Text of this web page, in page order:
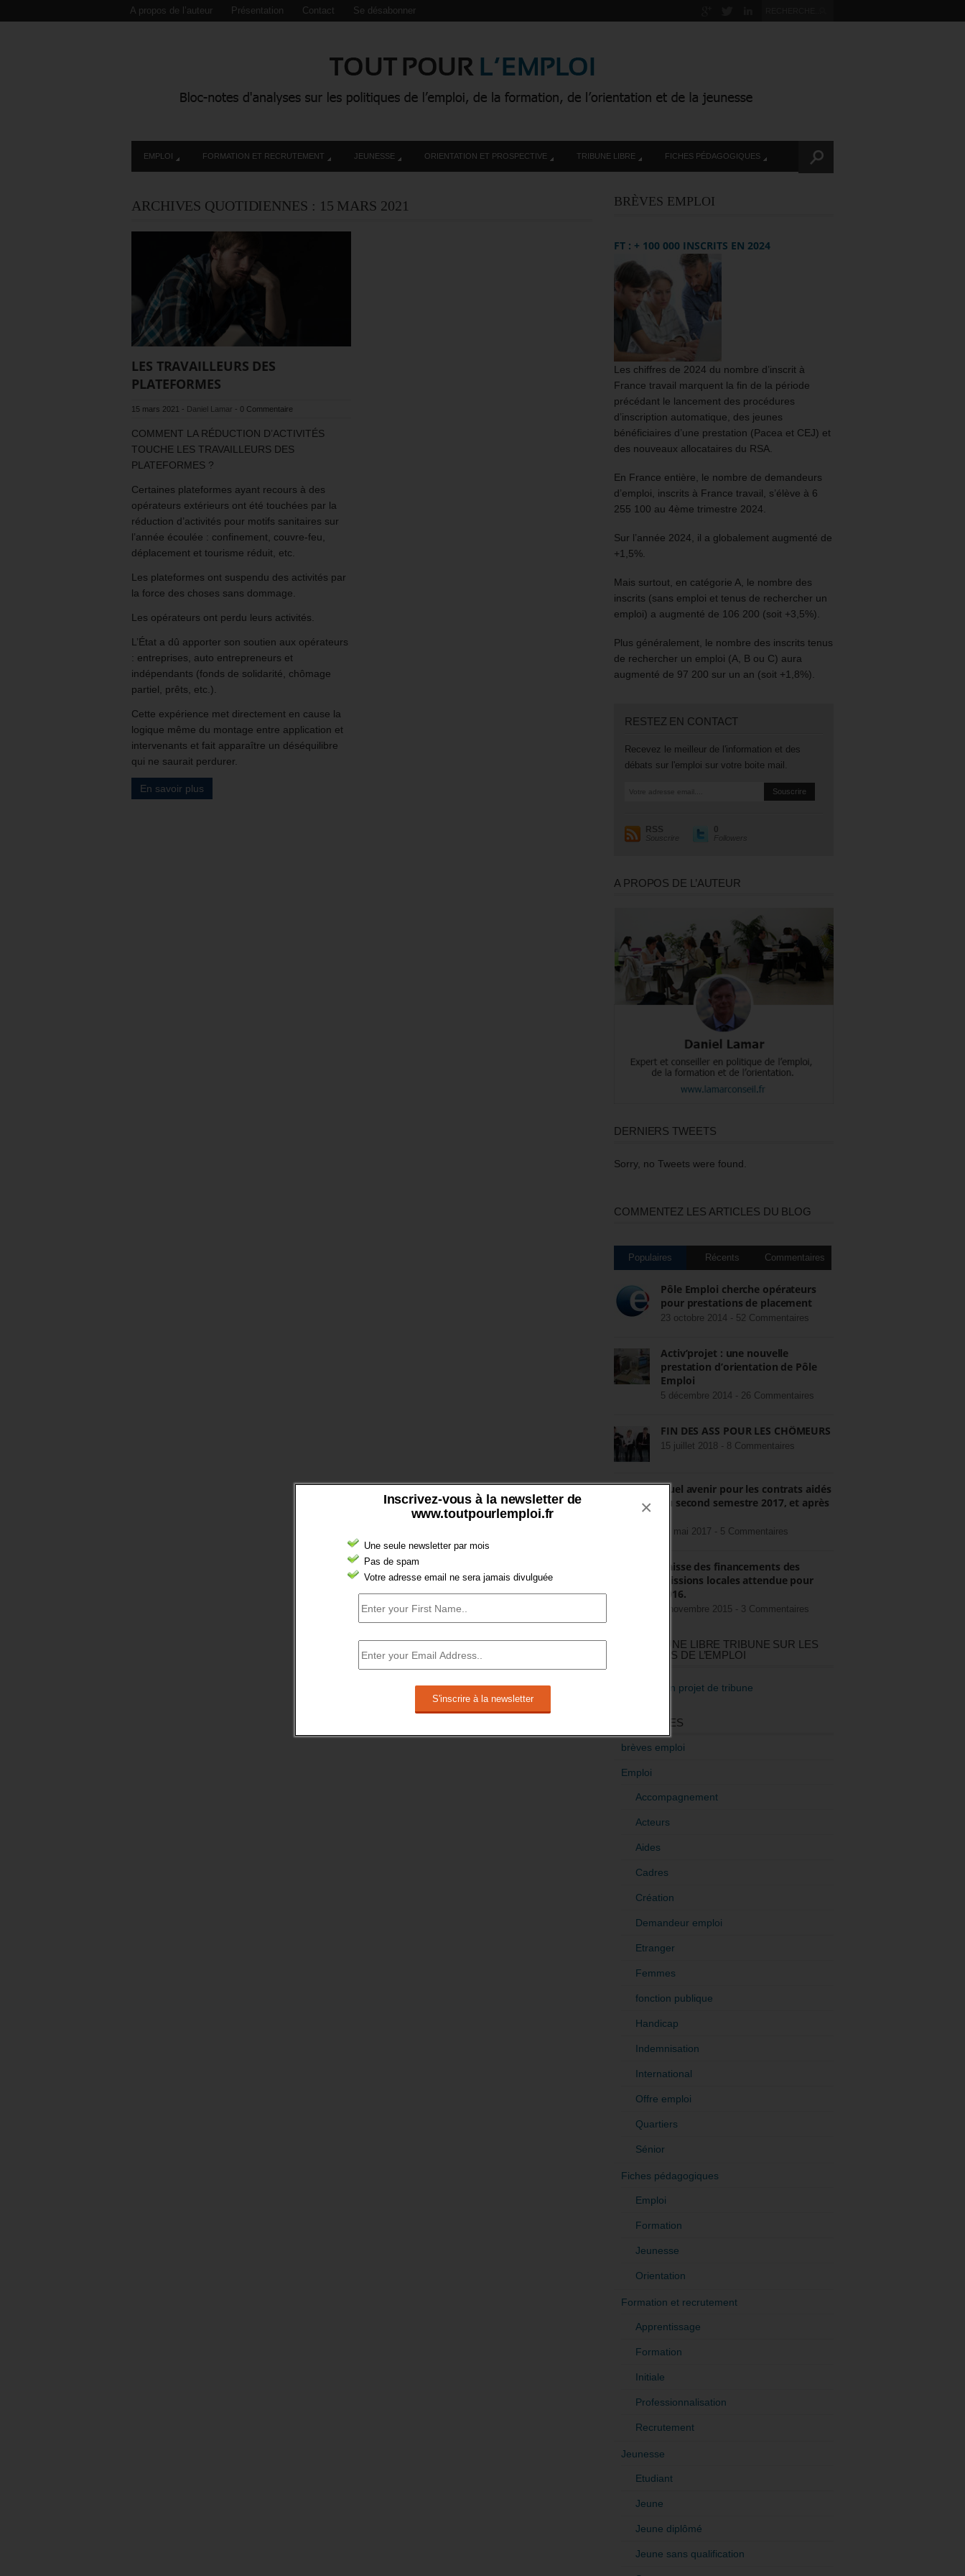
Inscrivez-vous à la newsletter de
www.toutpourlemploi.fr
Une seule newsletter par mois
Pas de spam
Votre adresse email ne sera jamais divulguée
×
A propos de l’auteur Présentation Contact Se désabonner
EMPLOI FORMATION ET RECRUTEMENT JEUNESSE ORIENTATION ET PROSPECTIVE TRIBUNE LIBRE FICHES PÉDAGOGIQUES
ARCHIVES QUOTIDIENNES : 15 MARS 2021
LES TRAVAILLEURS DES
PLATEFORMES
15 mars 2021 - Daniel Lamar - 0 Commentaire
COMMENT LA RÉDUCTION D’ACTIVITÉS
TOUCHE LES TRAVAILLEURS DES
PLATEFORMES ?
Certaines plateformes ayant recours à des
opérateurs extérieurs ont été touchées par la
réduction d’activités pour motifs sanitaires sur
l’année écoulée : confinement, couvre-feu,
déplacement et tourisme réduit, etc.
Les plateformes ont suspendu des activités par
la force des choses sans dommage.
Les opérateurs ont perdu leurs activités.
L’État a dû apporter son soutien aux opérateurs
: entreprises, auto entrepreneurs et
indépendants (fonds de solidarité, chômage
partiel, prêts, etc.).
Cette expérience met directement en cause la
logique même du montage entre application et
intervenants et fait apparaître un déséquilibre
qui ne saurait perdurer.
En savoir plus
BRÈVES EMPLOI
FT : + 100 000 INSCRITS EN 2024
Les chiffres de 2024 du nombre d’inscrit à
France travail marquent la fin de la période
précédant le lancement des procédures
d’inscription automatique, des jeunes
bénéficiaires d’une prestation (Pacea et CEJ) et
des nouveaux allocataires du RSA.
En France entière, le nombre de demandeurs
d’emploi, inscrits à France travail, s’élève à 6
255 100 au 4ème trimestre 2024.
Sur l’année 2024, il a globalement augmenté de
+1,5%.
Mais surtout, en catégorie A, le nombre des
inscrits (sans emploi et tenus de rechercher un
emploi) a augmenté de 106 200 (soit +3,5%).
Plus généralement, le nombre des inscrits tenus
de rechercher un emploi (A, B ou C) aura
augmenté de 97 200 sur un an (soit +1,8%).
RESTEZ EN CONTACT
Recevez le meilleur de l'information et des
débats sur l'emploi sur votre boite mail.
RSS
Souscrire
0
Followers
A PROPOS DE L’AUTEUR
DERNIERS TWEETS
Sorry, no Tweets were found.
COMMENTEZ LES ARTICLES DU BLOG
Populaires Récents Commentaires
Pôle Emploi cherche opérateurs
pour prestations de placement
23 octobre 2014 - 52 Commentaires
Activ’projet : une nouvelle
prestation d’orientation de Pôle
Emploi
5 décembre 2014 - 26 Commentaires
FIN DES ASS POUR LES CHÔMEURS
15 juillet 2018 - 8 Commentaires
Quel avenir pour les contrats aidés
au second semestre 2017, et après
22 mai 2017 - 5 Commentaires
Baisse des financements des
missions locales attendue pour
2016.
3 novembre 2015 - 3 Commentaires
RÉDIGEZ UNE LIBRE TRIBUNE SUR LES
POLITIQUES DE L’EMPLOI
>Décrire mon projet de tribune
CATÉGORIES
brèves emploi
Emploi
Accompagnement
Acteurs
Aides
Cadres
Création
Demandeur emploi
Etranger
Femmes
fonction publique
Handicap
Indemnisation
International
Offre emploi
Quartiers
Sénior
Fiches pédagogiques
Emploi
Formation
Jeunesse
Orientation
Formation et recrutement
Apprentissage
Formation
Initiale
Professionnalisation
Recrutement
Jeunesse
Etudiant
Jeune
Jeune diplômé
Jeune sans qualification